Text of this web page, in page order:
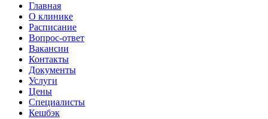
Главная
О клинике
Расписание
Вопрос-ответ
Вакансии
Контакты
Документы
Услуги
Цены
Специалисты
Кешбэк